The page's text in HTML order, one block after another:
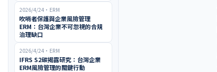
2026/4/24 ・ ERM
吹哨者保護與企業風險管理
ERM：台灣企業不可忽視的合規
治理缺口
2026/4/24 ・ ERM
IFRS S2碳揭露研究：台灣企業
ERM風險管理的關鍵行動